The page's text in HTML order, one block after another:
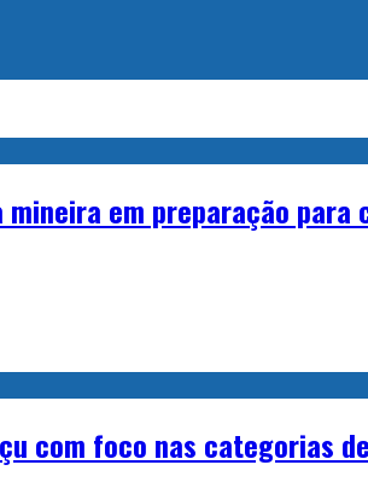
em preparação para
com foco nas categorias